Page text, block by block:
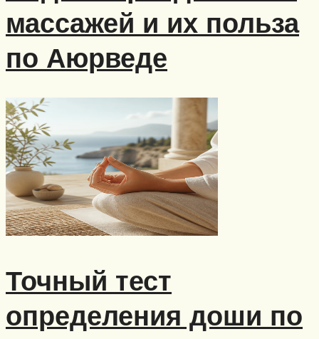
массажей и их польза
по Аюрведе
Точный тест
определения доши по